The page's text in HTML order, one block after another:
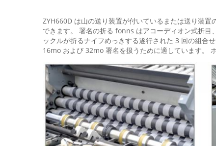
ZYH660D は山の送り装置が付いているまたは送り装
できます。 署名の折る fonns はアコーディオン式折目
ックルが折るナイフめっきする遂行された 3 回の組合
16mo および 32mo 署名を扱うために適しています。